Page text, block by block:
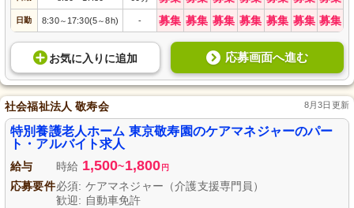
日勤 8:30～ 17:30(5～8h) - 募集 募集 募集 募集 募集 募集 募集
お気に入り に追加 応募画面へ進む
社会福祉法人 敬寿会 8月3日更新
特別養護老人ホーム 東京敬寿園のケアマネジャーのパー
ト・アルバイト求人
給与 時給 1,500~1,800 円
応募要件必須: ケアマネジャー（介護支援専門員）
歓迎: 自動車免許